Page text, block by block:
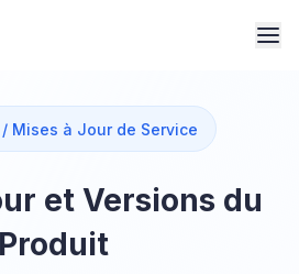
Mises à Jour de Service
et Versions du
Produit